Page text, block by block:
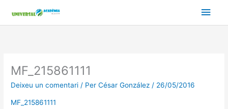
contingut
MF_215861111
Deixeu un comentari / Per César González / 26/05/2016
MF_215861111